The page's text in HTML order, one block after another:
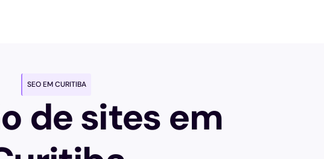
SEO EM CURITIBA
de sites em